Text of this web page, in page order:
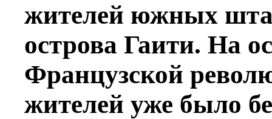
жителей южных
острова Гаити. На
Французской
жителей уже было